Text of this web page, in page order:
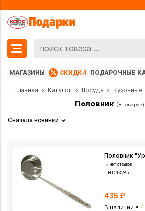
МАГАЗИНЫ СКИДКИ ПОДАРОЧНЫЕ
Главная Каталог Посуда Кухонные
Половник (8 товаров)
Сначала новинки
Половник
нет отзывов
ПНТ:13285
435 ₽
В наличии в 4